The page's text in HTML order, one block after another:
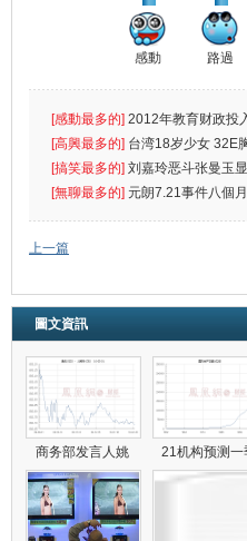
感動 路過
[感動最多的] 2012年教育财政投
出首位
[高興最多的] 台湾18岁少女 32E
[搞笑最多的] 刘嘉玲恶斗张曼玉
遮
[無聊最多的] 元朗7.21事件八個
催
上一篇
圖文資訊
商务部发言人姚 21机构预测一